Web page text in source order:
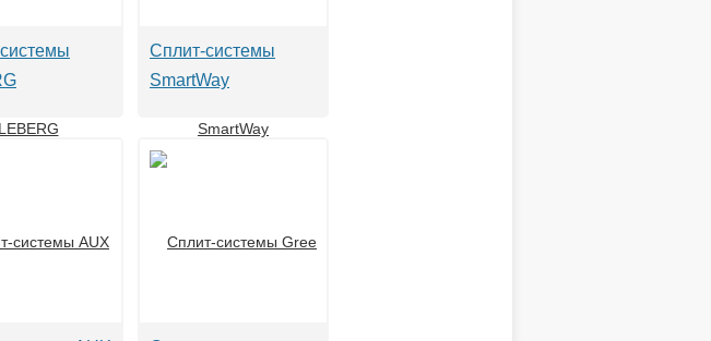
Сплит-системы
SmartWay